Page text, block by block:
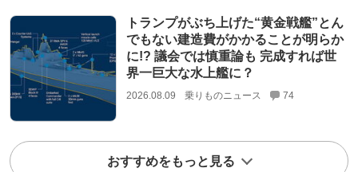
トランプがぶち上げた“黄金戦艦”とん
でもない建造費がかかることが明らか
に!? 議会では慎重論も 完成すれば世
界一巨大な水上艦に？
2026.08.09 乗りものニュース 74
おすすめをもっと見る